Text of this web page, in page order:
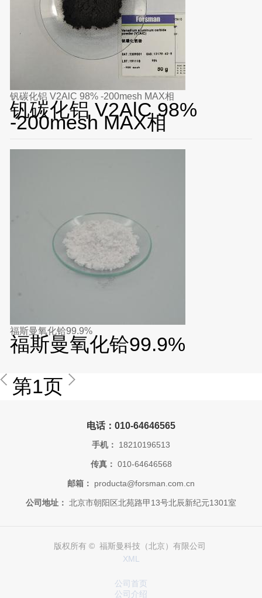
钒碳化铝 V2AlC 98% -200mesh MAX相
钒碳化铝 V2AlC 98%
-200mesh MAX相
福斯曼氧化铪99.9%
福斯曼氧化铪99.9%
第1页
电话：010-64646565
手机： 18210196513
传真： 010-64646568
邮箱： producta@forsman.com.cn
公司地址： 北京市朝阳区北苑路甲13号北辰新纪元1301室
版权所有 © 福斯曼科技（北京）有限公司
XML
公司首页
公司介绍